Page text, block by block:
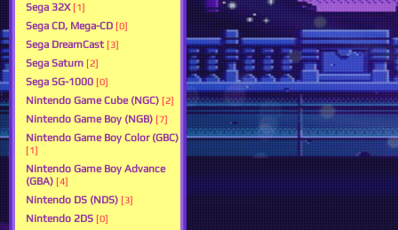
Sega 32X [1]
Sega CD, Mega-CD [0]
Sega DreamCast [3]
Sega Saturn [2]
Sega SG-1000 [0]
Nintendo Game Cube (NGC) [2]
Nintendo Game Boy (NGB) [7]
Nintendo Game Boy Color (GBC)
[1]
Nintendo Game Boy Advance
(GBA) [4]
Nintendo DS (NDS) [3]
Nintendo 2DS [0]